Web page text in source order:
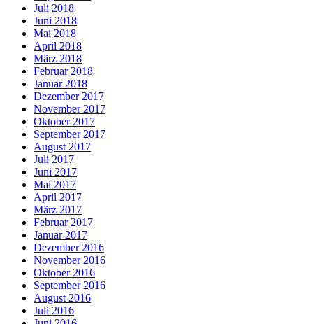
Juli 2018
Juni 2018
Mai 2018
April 2018
März 2018
Februar 2018
Januar 2018
Dezember 2017
November 2017
Oktober 2017
September 2017
August 2017
Juli 2017
Juni 2017
Mai 2017
April 2017
März 2017
Februar 2017
Januar 2017
Dezember 2016
November 2016
Oktober 2016
September 2016
August 2016
Juli 2016